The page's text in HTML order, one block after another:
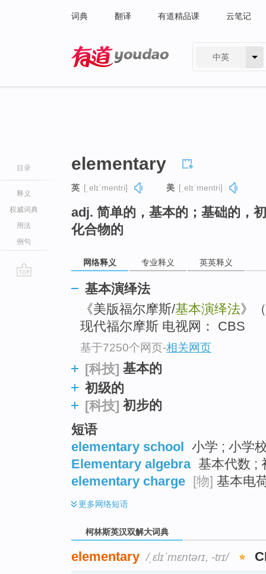
词典 翻译 有道精品课 云笔记
中英
目录
释义
权威词典
用法
例句
elementary
英 [ˌelɪˈmentri] 美 [ˌelɪˈmentri]
adj. 简单的，基本的；基础的，
化合物的
网络释义 专业释义 英英释义
基本演绎法
《美版福尔摩斯/基本演绎法》（
现代福尔摩斯 电视网： CBS
基于7250个网页-相关网页
[科技] 基本的
初级的
[科技] 初步的
短语
elementary school 小学 ; 小学
Elementary algebra 基本代数 ;
elementary charge [物] 基本电
更多网络短语
柯林斯英汉双解大词典
elementary /ˌɛlɪˈmɛntərɪ, -trɪ/